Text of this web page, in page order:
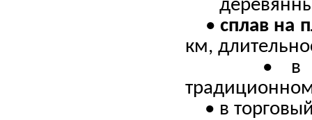
•сплав на
км,
• в
• в